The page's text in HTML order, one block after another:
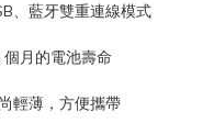
、藍牙雙重連線模式
個月的電池壽命
輕薄，方便攜帶